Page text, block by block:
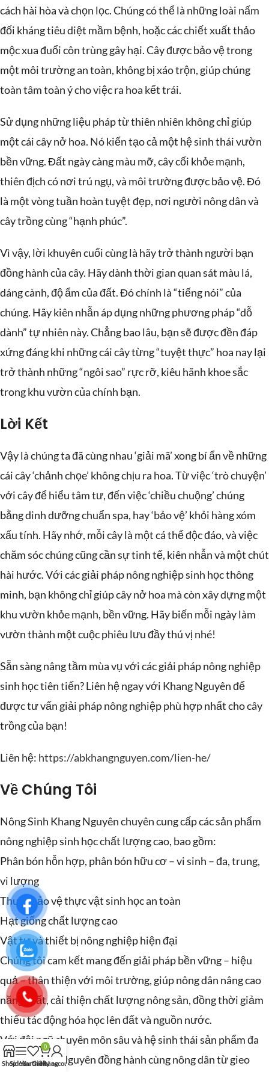
cách hài hòa và chọn lọc. Chúng có thể là những loài nấm
đối kháng tiêu diệt mầm bệnh, hoặc các chiết xuất thảo
mộc xua đuổi côn trùng gây hại. Cây được bảo vệ trong
một môi trường an toàn, không bị xáo trộn, giúp chúng
toàn tâm toàn ý cho việc ra hoa kết trái.
Sử dụng những liệu pháp từ thiên nhiên không chỉ giúp
một cái cây nở hoa. Nó kiến tạo cả một hệ sinh thái vườn
bền vững. Đất ngày càng màu mỡ, cây cối khỏe mạnh,
thiên địch có nơi trú ngụ, và môi trường được bảo vệ. Đó
là một vòng tuần hoàn tuyệt đẹp, nơi người nông dân và
cây trồng cùng “hạnh phúc”.
Vì vậy, lời khuyên cuối cùng là hãy trở thành người bạn
đồng hành của cây. Hãy dành thời gian quan sát màu lá,
dáng cành, độ ẩm của đất. Đó chính là “tiếng nói” của
chúng. Hãy kiên nhẫn áp dụng những phương pháp “dỗ
dành” tự nhiên này. Chẳng bao lâu, bạn sẽ được đền đáp
xứng đáng khi những cái cây từng “tuyệt thực” hoa nay lại
trở thành những “ngôi sao” rực rỡ, kiêu hãnh khoe sắc
trong khu vườn của chính bạn.
Lời Kết
Vậy là chúng ta đã cùng nhau ‘giải mã’ xong bí ẩn về những
cái cây ‘chảnh chọe’ không chịu ra hoa. Từ việc ‘trò chuyện’
với cây để hiểu tâm tư, đến việc ‘chiều chuộng’ chúng
bằng dinh dưỡng chuẩn spa, hay ‘bảo vệ’ khỏi hàng xóm
xấu tính. Hãy nhớ, mỗi cây là một cá thể độc đáo, và việc
chăm sóc chúng cũng cần sự tinh tế, kiên nhẫn và một chút
hài hước. Với các giải pháp nông nghiệp sinh học thông
minh, bạn không chỉ giúp cây nở hoa mà còn xây dựng một
khu vườn khỏe mạnh, bền vững. Hãy biến mỗi ngày làm
vườn thành một cuộc phiêu lưu đầy thú vị nhé!
Sẵn sàng nâng tầm mùa vụ với các giải pháp nông nghiệp
sinh học tiên tiến? Liên hệ ngay với Khang Nguyên để
được tư vấn giải pháp nông nghiệp phù hợp nhất cho cây
trồng của bạn!
Liên hệ: https://abkhangnguyen.com/lien-he/
Về Chúng Tôi
Nông Sinh Khang Nguyên chuyên cung cấp các sản phẩm
nông nghiệp sinh học chất lượng cao, bao gồm:
Phân bón hỗn hợp, phân bón hữu cơ – vi sinh – đa, trung,
vi lượng
Thuốc bảo vệ thực vật sinh học an toàn
Hạt giống chất lượng cao
Vật tư và thiết bị nông nghiệp hiện đại
Chúng tôi cam kết mang đến giải pháp bền vững – hiệu
quả – thân thiện với môi trường, giúp nông dân nâng cao
năng suất, cải thiện chất lượng nông sản, đồng thời giảm
thiểu tác động hóa học lên đất và nguồn nước.
Với đội ngũ chuyên môn sâu và hệ sinh thái sản phẩm đa
dạng, Khang Nguyên đồng hành cùng nông dân từ gieo
ShopSidebarYêu thích
0
Giỏ hàng
My account